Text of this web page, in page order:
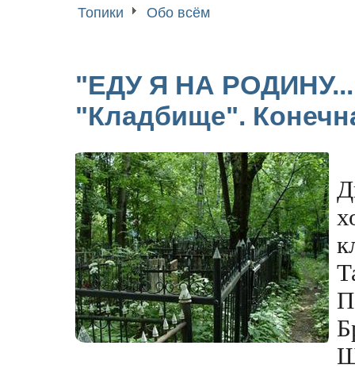
Топики Обо всём
"ЕДУ Я НА
"Кладбище".